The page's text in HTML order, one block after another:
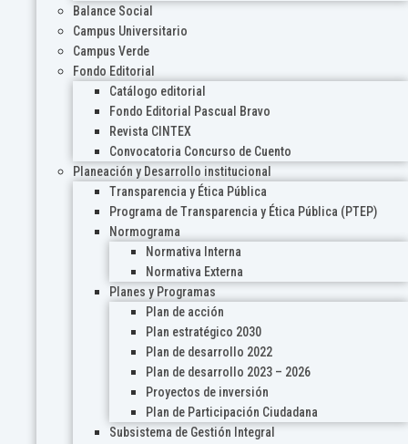
Balance Social
Campus Universitario
Campus Verde
Fondo Editorial
Catálogo editorial
Fondo Editorial Pascual Bravo
Revista CINTEX
Convocatoria Concurso de Cuento
Planeación y Desarrollo institucional
Transparencia y Ética Pública
Programa de Transparencia y Ética Pública (PTEP)
Normograma
Normativa Interna
Normativa Externa
Planes y Programas
Plan de acción
Plan estratégico 2030
Plan de desarrollo 2022
Plan de desarrollo 2023 – 2026
Proyectos de inversión
Plan de Participación Ciudadana
Subsistema de Gestión Integral